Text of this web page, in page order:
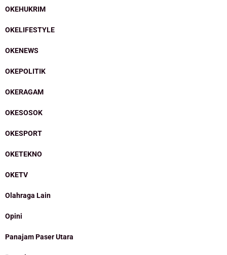
OKEHUKRIM
OKELIFESTYLE
OKENEWS
OKEPOLITIK
OKERAGAM
OKESOSOK
OKESPORT
OKETEKNO
OKETV
Olahraga Lain
Opini
Panajam Paser Utara